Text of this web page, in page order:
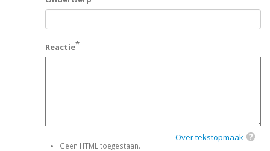
Reactie
Over tekstopmaak
Geen HTML toegestaan.